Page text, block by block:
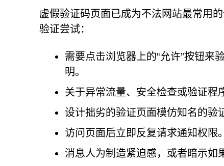
虚假验证码页面已成为不法网站最常用
验证尝试：
需要点击浏览器上的“允许”按钮来
明。
关于异常流量、安全检查或验证程
设计拙劣的验证页面模仿知名的验
访问页面后立即反复请求通知权限。
消息人为制造紧迫感，或者暗示如